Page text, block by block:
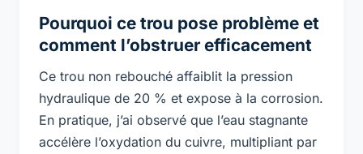
Pourquoi ce trou pose problème et
comment l’obstruer efficacement
Ce trou non rebouché affaiblit la pression
hydraulique de 20 % et expose à la corrosion.
En pratique, j’ai observé que l’eau stagnante
accélère l’oxydation du cuivre, multipliant par